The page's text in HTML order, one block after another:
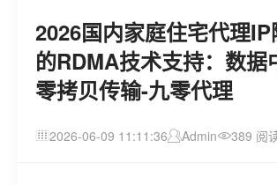
2026国内家庭住宅代理
的RDMA技术支持：数据
零拷贝传输-九零代理
2026-06-09 11:11:36 Admin 389 阅